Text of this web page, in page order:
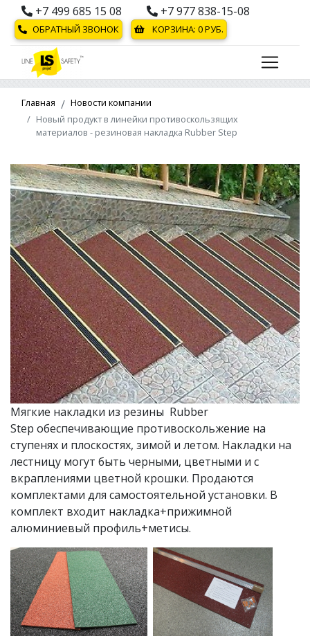
+7 499 685 15 08 +7 977 838-15-08
ОБРАТНЫЙ ЗВОНОК КОРЗИНА: 0РУБ.
Главная
Новости компании
Новый продукт в линейки противоскользящих
материалов - резиновая накладка Rubber Step
Мягкие накладки из резины Rubber
Step обеспечивающие противоскольжение на
ступенях и плоскостях, зимой и летом. Накладки на
лестницу могут быть черными, цветными и с
вкраплениями цветной крошки. Продаются
комплектами для самостоятельной установки. В
комплект входит накладка+прижимной
алюминиевый профиль+метисы.